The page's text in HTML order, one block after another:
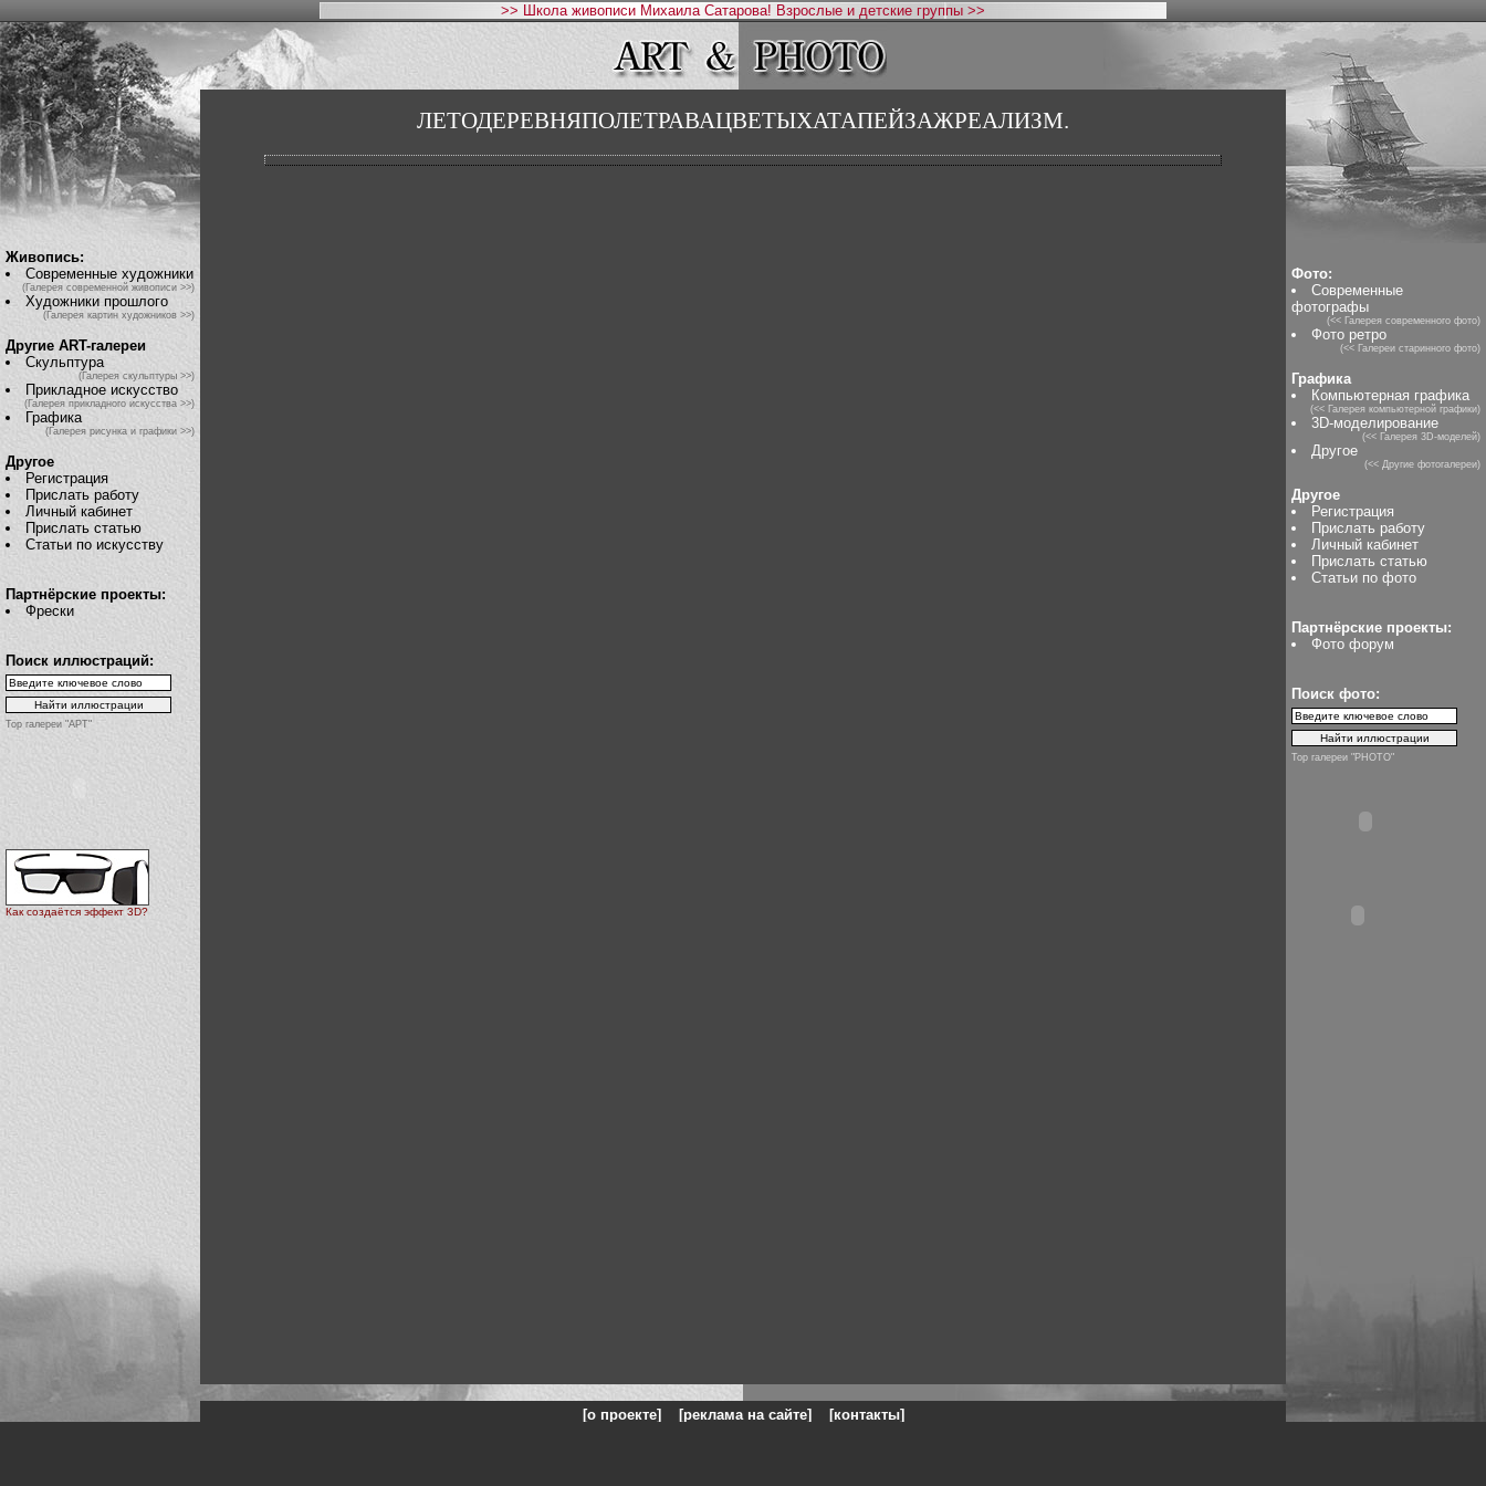
>> Школа живописи Михаила Сатарова! Взрослые и детские группы >>
Живопись:
Современные художники
(Галерея современной живописи >>)
Художники прошлого
(Галерея картин художников >>)
Другие ART-галереи
Скульптура
(Галерея скульптуры >>)
Прикладное искусство
(Галерея прикладного искусства >>)
Графика
(Галерея рисунка и графики >>)
Другое
Регистрация
Прислать работу
Личный кабинет
Прислать статью
Статьи по искусству
Партнёрские проекты:
Фрески
Поиск иллюстраций:
Top галереи "АРТ"
Как создаётся эффект 3D?
ЛЕТОДЕРЕВНЯПОЛЕТРАВАЦВЕТЫХАТАПЕЙЗАЖРЕАЛИЗМ.
Фото:
Современные
фотографы
(<< Галерея современного фото)
Фото ретро
(<< Галереи старинного фото)
Графика
Компьютерная графика
(<< Галерея компьютерной графики)
3D-моделирование
(<< Галерея 3D-моделей)
Другое
(<< Другие фотогалереи)
Другое
Регистрация
Прислать работу
Личный кабинет
Прислать статью
Статьи по фото
Партнёрские проекты:
Фото форум
Поиск фото:
Top галереи "PHOTO"
[о проекте] [реклама на сайте] [контакты]